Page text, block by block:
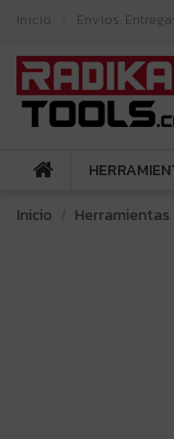
Inicio Envíos,
Inicio